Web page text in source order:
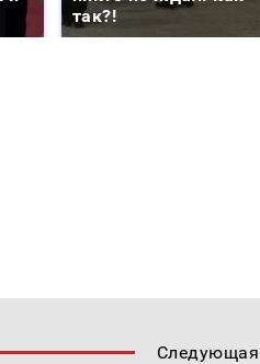
так?!
Следующая